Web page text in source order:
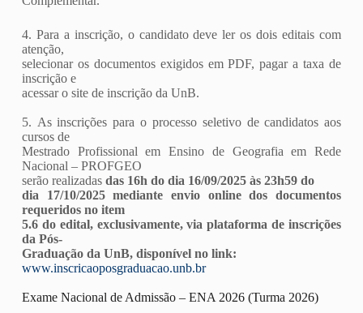
4. Para a inscrição, o candidato deve ler os dois editais com
atenção,
selecionar os documentos exigidos em PDF, pagar a taxa de
inscrição e
acessar o site de inscrição da UnB.
5. As inscrições para o processo seletivo de candidatos aos
cursos de
Mestrado Profissional em Ensino de Geografia em Rede
Nacional – PROFGEO
serão realizadasdas 16h do dia 16/09/2025 às 23h59 do
dia 17/10/2025 mediante envio online dos documentos
requeridos no item
5.6 do edital, exclusivamente, via plataforma de inscrições
da Pós-
Graduação da UnB, disponível no link:
www.inscricaoposgraduacao.unb.br
Exame Nacional de Admissão – ENA 2026 (Turma 2026)